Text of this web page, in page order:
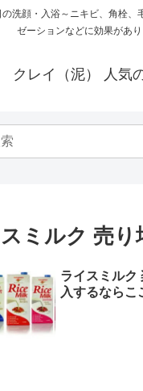
洗顔・入浴～ニキビ、角栓、
ゼーションなどに効果があり
クレイ（泥） 人気
ミルク 売り
ライスミルク
入するならこ